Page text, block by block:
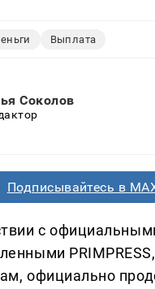
Выплата
Соколов
Подписывайтесь в
с
PRIMPRESS,
официально